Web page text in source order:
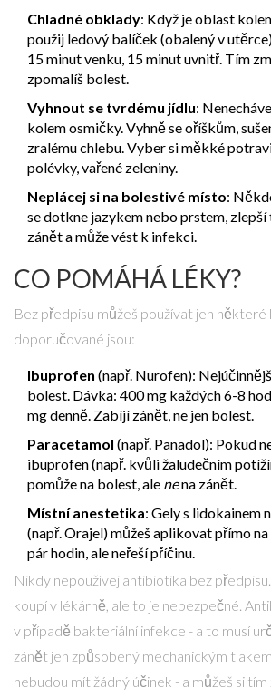
Chladné obklady: Když je oblast
použij ledový balíček (obalený v
15 minut venku, 15 minut uvnitř. Tím
zpomalíš bolest.
Vyhnout se tvrdému jídlu:
kolem osmičky. Vyhně se oříškům,
zralému chlebu. Vyber si měkké
polévky, vařené zeleniny.
Neplácej si na bolestivé místo:
se dotkne jazykem nebo prstem,
zánět a může vést k infekci.
CO POMÁHÁ LÉKY?
Bez předpisu můžeš používat jen
doporučované jsou:
Ibuprofen (např. Nurofen):
bolest. Dávka: 400 mg každých 6-8
mg denně. Zabíjí zánět, ne jen bolest.
Paracetamol (např. Panadol): Pokud
ibuprofen (např. kvůli žaludečním
pomůže na bolest, ale nena zánět.
Místní anestetika: Gely s lidokainem
(např. Orajel) můžeš aplikovat přímo na
pár hodin, ale neřeší příčinu.
Nikdy nepoužívej antibiotika bez
koupí v lékárně, ale to je nebezpečné.
v případě bakteriální infekce - a to musí
zánět jen způsobený mechanickým
nebudou mít žádný účinek - a můžeš si